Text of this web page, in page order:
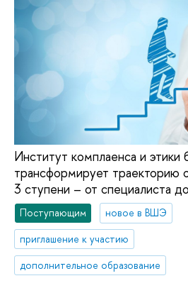
Институт комплаенса и этики
трансформирует траекторию
3 ступени – от специалиста
Поступающим
новое в ВШЭ
приглашение к участию
дополнительное образование